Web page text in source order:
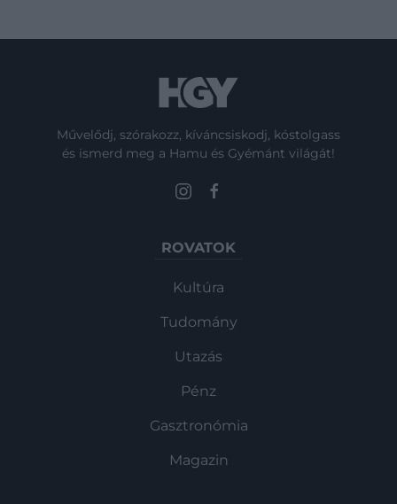
Művelődj, szórakozz, kíváncsiskodj, kóstolgass
és ismerd meg a Hamu és Gyémánt világát!
ROVATOK
Kultúra
Tudomány
Utazás
Pénz
Gasztronómia
Magazin